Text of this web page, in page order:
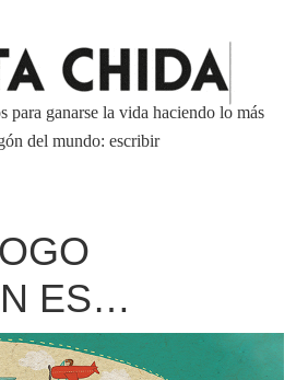
para ganarse la vida haciendo lo más
del mundo: escribir
ES…